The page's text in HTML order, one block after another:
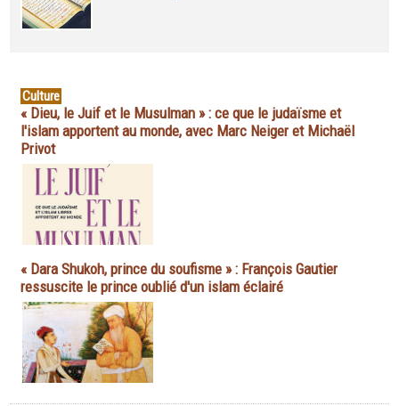
Culture
« Dieu, le Juif et le Musulman » : ce que le judaïsme et
l'islam apportent au monde, avec Marc Neiger et Michaël
Privot
« Dara Shukoh, prince du soufisme » : François Gautier
ressuscite le prince oublié d'un islam éclairé